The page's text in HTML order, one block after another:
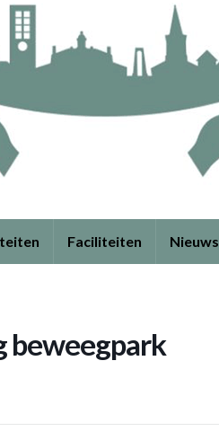
Faciliteiten Nieuws
beweegpark